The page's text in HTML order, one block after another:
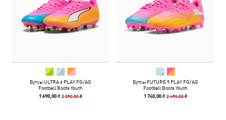
Бутсы ULTRA 6 PLAY FG/AG
Football Boots Youth
1 690,00 ₴2 390,00 ₴
Бутсы FUTURE 9 PLAY FG/AG
Football Boots Youth
1 740,00 ₴2 490,00 ₴